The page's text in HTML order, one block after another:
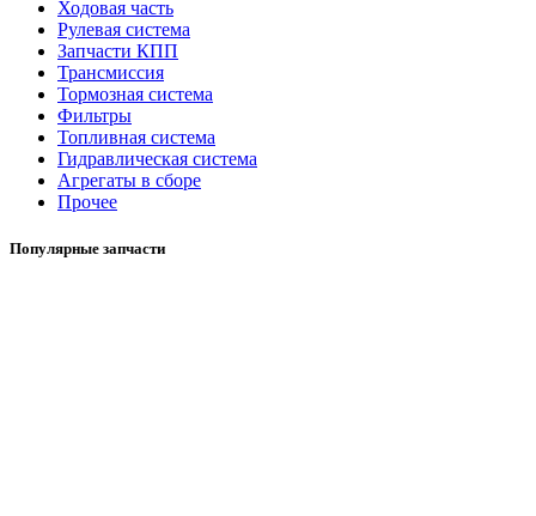
Ходовая часть
Рулевая система
Запчасти КПП
Трансмиссия
Тормозная система
Фильтры
Топливная система
Гидравлическая система
Агрегаты в сборе
Прочее
Популярные запчасти